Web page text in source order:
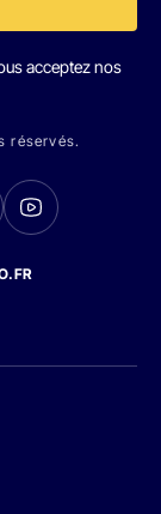
acceptez nos
réservés.